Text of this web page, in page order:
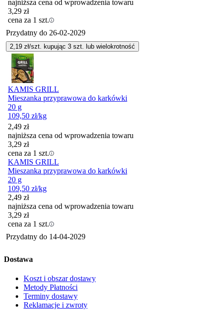
najniższa cena od wprowadzenia towaru
3,29 zł
cena za 1 szt.
Przydatny do 26-02-2029
2,19 zł/szt. kupując 3 szt. lub wielokrotność
KAMIS GRILL
Mieszanka przyprawowa do karkówki
20 g
109,50 zł/kg
2,49 zł
najniższa cena od wprowadzenia towaru
3,29 zł
cena za 1 szt.
KAMIS GRILL
Mieszanka przyprawowa do karkówki
20 g
109,50 zł/kg
2,49 zł
najniższa cena od wprowadzenia towaru
3,29 zł
cena za 1 szt.
Przydatny do 14-04-2029
Dostawa
Koszt i obszar dostawy
Metody Płatności
Terminy dostawy
Reklamacje i zwroty